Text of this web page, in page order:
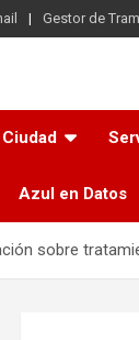
Gestor de
Azul
Ciudad
Azul en Datos
sobre